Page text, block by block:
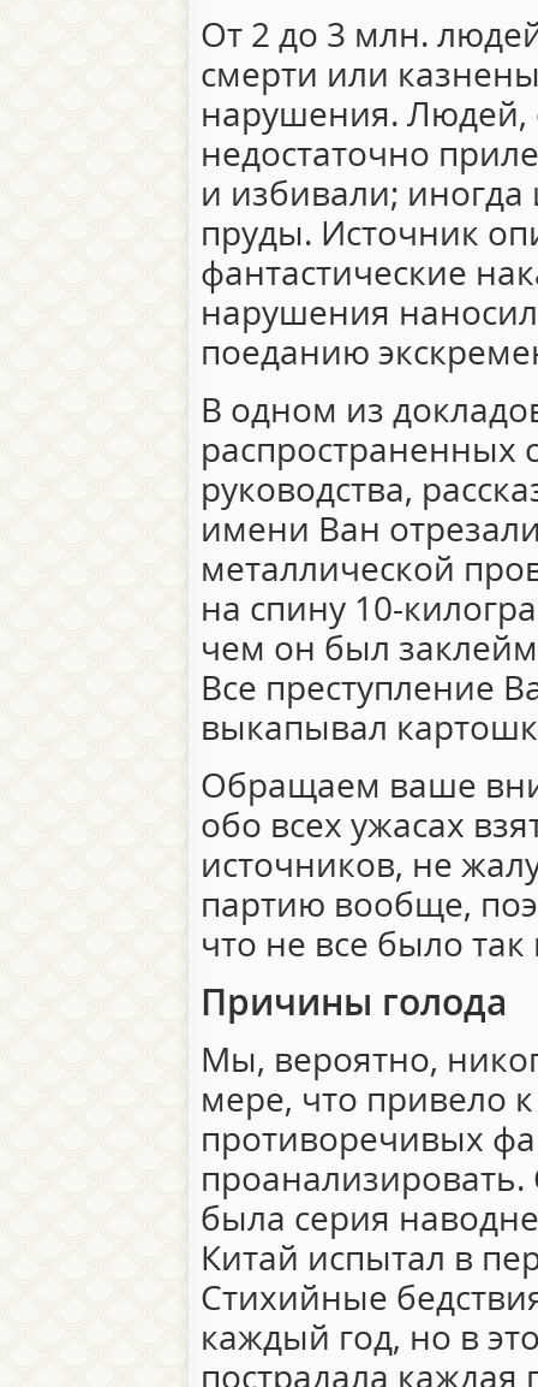
От 2 до 3 млн.
смерти или
нарушения.
недостаточно
и избивали;
пруды. Источник
фантастические
нарушения
поеданию
В одном из
распространенных
руководства,
имени Ван
металлической
на спину 10-
чем он был
Все преступление
выкапывал
Обращаем ваше
обо всех ужасах
источников, не
партию вообще,
что не все было так
Причины голода
Мы, вероятно,
мере, что привело
противоречивых
была серия
Китай испытал в
Стихийные
каждый год, но в
пострадала